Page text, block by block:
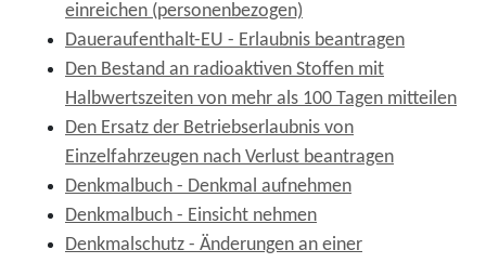
einreichen (personenbezogen)
Daueraufenthalt-EU - Erlaubnis beantragen
Den Bestand an radioaktiven Stoffen mit
Halbwertszeiten von mehr als 100 Tagen mitteilen
Den Ersatz der Betriebserlaubnis von
Einzelfahrzeugen nach Verlust beantragen
Denkmalbuch - Denkmal aufnehmen
Denkmalbuch - Einsicht nehmen
Denkmalschutz - Änderungen an einer